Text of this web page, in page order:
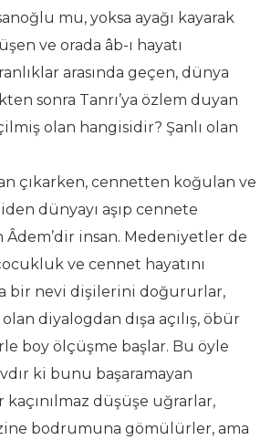
mu, yoksa ayağı kayarak
ve orada âb-ı hayatı
arasında geçen, dünya
sonra Tanrı’ya özlem duyan
olan hangisidir? Şanlı olan
çıkarken, cennetten koğulan ve
dünyayı aşıp cennete
Âdem’dir insan. Medeniyetler de
ve cennet hayatını
bir nevi dişilerini doğururlar,
diyalogdan dışa açılış, öbür
boy ölçüşme başlar. Bu öyle
ki bunu başaramayan
düşüşe uğrarlar,
bodrumuna gömülürler, ama